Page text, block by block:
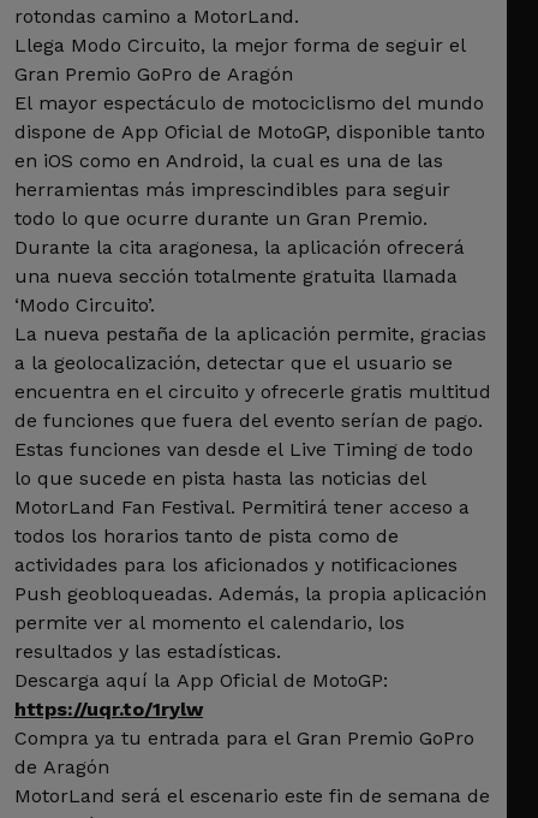
rotondas camino a MotorLand.
Llega Modo Circuito, la mejor forma de seguir el
Gran Premio GoPro de Aragón
El mayor espectáculo de motociclismo del mundo
dispone de App Oficial de MotoGP, disponible tanto
en iOS como en Android, la cual es una de las
herramientas más imprescindibles para seguir
todo lo que ocurre durante un Gran Premio.
Durante la cita aragonesa, la aplicación ofrecerá
una nueva sección totalmente gratuita llamada
‘Modo Circuito’.
La nueva pestaña de la aplicación permite, gracias
a la geolocalización, detectar que el usuario se
encuentra en el circuito y ofrecerle gratis multitud
de funciones que fuera del evento serían de pago.
Estas funciones van desde el Live Timing de todo
lo que sucede en pista hasta las noticias del
MotorLand Fan Festival. Permitirá tener acceso a
todos los horarios tanto de pista como de
actividades para los aficionados y notificaciones
Push geobloqueadas. Además, la propia aplicación
permite ver al momento el calendario, los
resultados y las estadísticas.
Descarga aquí la App Oficial de MotoGP:
https://uqr.to/1rylw
Compra ya tu entrada para el Gran Premio GoPro
de Aragón
MotorLand será el escenario este fin de semana de